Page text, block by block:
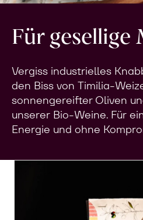
Für gesellige
Vergiss industrielles
den Biss von Timilia-
sonnengereifter Oliven
unserer Bio-Weine. Für
Energie und ohne